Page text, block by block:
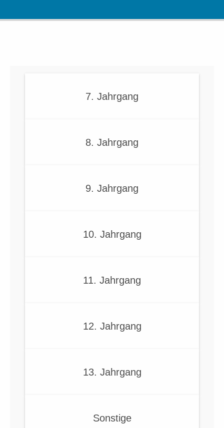
7. Jahrgang
8. Jahrgang
9. Jahrgang
10. Jahrgang
11. Jahrgang
12. Jahrgang
13. Jahrgang
Sonstige